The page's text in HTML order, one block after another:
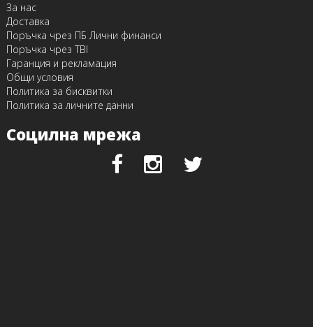
За нас
Доставка
Поръчка чрез ПБ Лични финанси
Поръчка чрез TBI
Гаранция и рекламация
Общи условия
Политика за бисквитки
Политика за личните данни
Социлна мрежа